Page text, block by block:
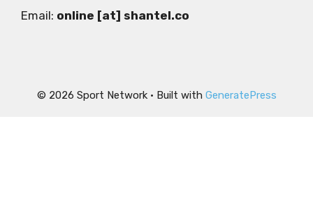
Email: online [at] shantel.co
© 2026 Sport Network• Built with GeneratePress